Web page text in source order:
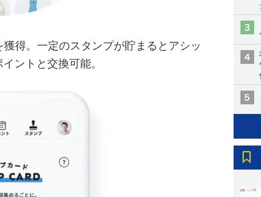
得。一定のスタンプが貯まるとアシッ
ントと交換可能。